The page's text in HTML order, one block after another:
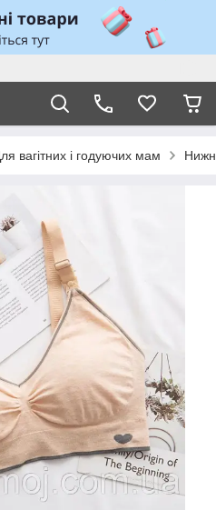
вагітних і годуючих мам